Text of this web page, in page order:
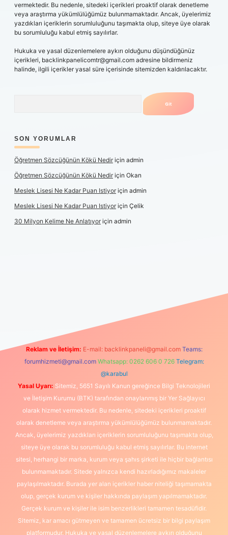
vermektedir. Bu nedenle, sitedeki içerikleri proaktif olarak denetleme
veya araştırma yükümlülüğümüz bulunmamaktadır. Ancak, üyelerimiz
yazdıkları içeriklerin sorumluluğunu taşımakta olup, siteye üye olarak
bu sorumluluğu kabul etmiş sayılırlar.
Hukuka ve yasal düzenlemelere aykırı olduğunu düşündüğünüz
içerikleri, backlinkpanelicomtr@gmail.com adresine bildirmeniz
halinde, ilgili içerikler yasal süre içerisinde sitemizden kaldırılacaktır.
SON YORUMLAR
Öğretmen Sözcüğünün Kökü Nediriçin admin
Öğretmen Sözcüğünün Kökü Nediriçin Okan
Meslek Lisesi Ne Kadar Puan Istiyoriçin admin
Meslek Lisesi Ne Kadar Puan Istiyoriçin Çelik
30 Milyon Kelime Ne Anlatıyoriçin admin
elexbetgiris.org
Reklam ve İletişim: E-mail: backlinkpaneli@gmail.com Teams:
forumhizmeti@gmail.com Whatsapp: 0262 606 0 726 Telegram:
@karabul
Yasal Uyarı: Sitemiz, 5651 Sayılı Kanun gereğince Bilgi Teknolojileri
ve İletişim Kurumu (BTK) tarafından onaylanmış bir Yer Sağlayıcı
olarak hizmet vermektedir. Bu nedenle, sitedeki içerikleri proaktif
olarak denetleme veya araştırma yükümlülüğümüz bulunmamaktadır.
Ancak, üyelerimiz yazdıkları içeriklerin sorumluluğunu taşımakta olup,
siteye üye olarak bu sorumluluğu kabul etmiş sayılırlar. Bu internet
sitesi, herhangi bir marka, kurum veya şahıs şirketi ile hiçbir bağlantısı
bulunmamaktadır. Sitede yalnızca kendi hazırladığımız makaleler
paylaşılmaktadır. Burada yer alan içerikler haber niteliği taşımamakta
olup, gerçek kurum ve kişiler hakkında paylaşım yapılmamaktadır.
Gerçek kurum ve kişiler ile isim benzerlikleri tamamen tesadüfidir.
Sitemiz, kar amacı gütmeyen ve tamamen ücretsiz bir bilgi paylaşım
platformudur. Hukuka ve yasal düzenlemelere aykırı olduğunu